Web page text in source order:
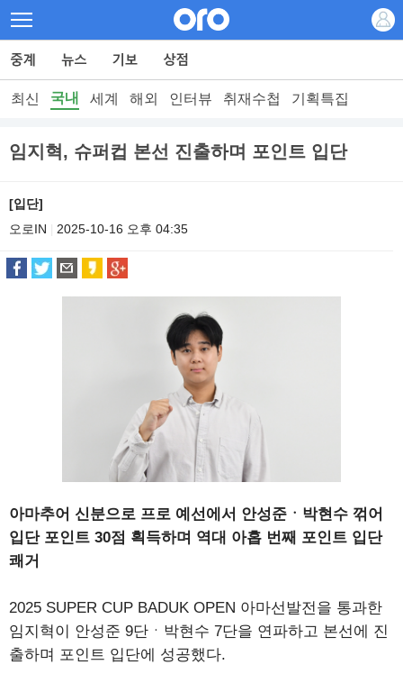
최신 국내 세계 해외 인터뷰 취재수첩 기획특집
임지혁, 슈퍼컵 본선 진출하며 포인트 입단
[입단]
오로IN
2025-10-16 오후 04:35
아마추어 신분으로 프로 예선에서 안성준ㆍ박현수 꺾어
입단 포인트 30점 획득하며 역대 아홉 번째 포인트 입단
쾌거
2025 SUPER CUP BADUK OPEN 아마선발전을 통과한
임지혁이 안성준 9단ㆍ박현수 7단을 연파하고 본선에 진
출하며 포인트 입단에 성공했다.